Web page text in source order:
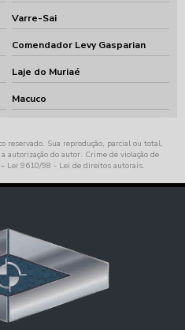
Varre-Sai
Comendador Levy Gasparian
Laje do Muriaé
Macuco
reservado. Sua reprodução, parcial ou total,
autorização do autor. Crime de violação de
Lei 9610/98 - Lei de direitos autorais.